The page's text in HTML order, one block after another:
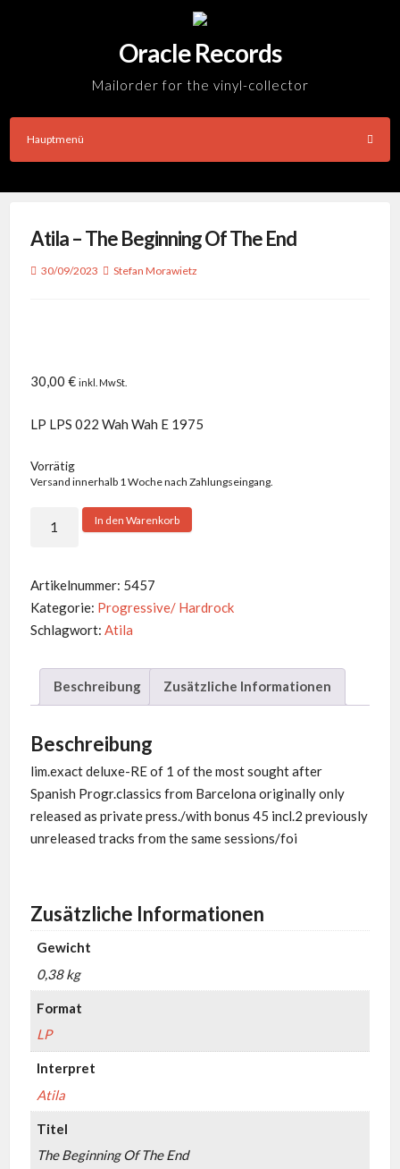
Oracle Records
Mailorder for the vinyl-collector
Hauptmenü
Atila – The Beginning Of The End
30/09/2023 Stefan Morawietz
30,00 € inkl. MwSt.
LP LPS 022 Wah Wah E 1975
Vorrätig
Versand innerhalb 1 Woche nach Zahlungseingang.
Beginning
Of
The
Menge
In den Warenkorb
Artikelnummer: 5457
Kategorie: Progressive/ Hardrock
Schlagwort: Atila
Beschreibung Zusätzliche Informationen
Beschreibung
lim.exact deluxe-RE of 1 of the most sought after
Spanish Progr.classics from Barcelona originally only
released as private press./with bonus 45 incl.2 previously
unreleased tracks from the same sessions/foi
Zusätzliche Informationen
Gewicht
0,38 kg
Format
LP
Interpret
Atila
Titel
The Beginning Of The End